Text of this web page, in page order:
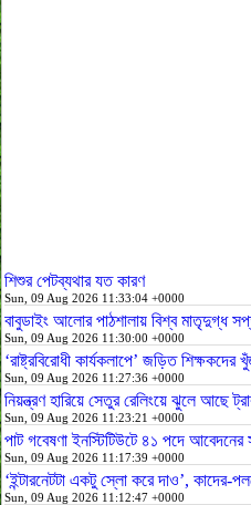
শিশুর পেটব্যথার যত কারণ
Sun, 09 Aug 2026 11:33:04 +0000
বাবুডাইং আলোর পাঠশালায় বিশ্ব মাতৃদুগ্ধ
Sun, 09 Aug 2026 11:30:00 +0000
‘রাষ্ট্রবিরোধী কার্যকলাপে’ জড়িত
Sun, 09 Aug 2026 11:27:36 +0000
নিয়ন্ত্রণ হারিয়ে সেতুর রেলিংয়ে ঝুলে আছে
Sun, 09 Aug 2026 11:23:21 +0000
পাট গবেষণা ইনস্টিটিউটে ৪১ পদে আবেদনের
Sun, 09 Aug 2026 11:17:39 +0000
‘ইন্টারনেটটা একটু স্লো করে দাও’, কাদের-
Sun, 09 Aug 2026 11:12:47 +0000